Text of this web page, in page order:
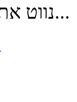
נווט את האניה שלך דרך...